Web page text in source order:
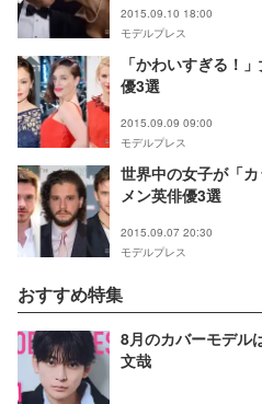
2015.09.10 18:00
モデルプレス
「かわいすぎる！
優3選
2015.09.09 09:00
モデルプレス
世界中の女子が「
メン英俳優3選
2015.09.07 20:30
モデルプレス
おすすめ特集
8月のカバーモデル
文哉